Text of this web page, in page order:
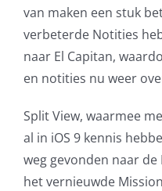
WordPress SLA
Contact
van maken een stuk
verbeterde Notities
naar El Capitan,
en notities nu weer
Split View, waarmee
al in iOS 9 kennis
weg gevonden naar
het vernieuwde